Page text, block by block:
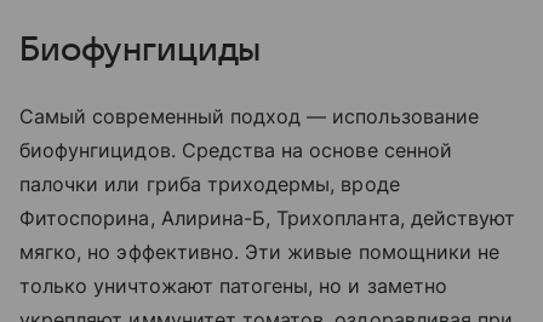
Биофунгициды
Самый современный подход — использование
биофунгицидов. Средства на основе сенной
палочки или гриба триходермы, вроде
Фитоспорина, Алирина-Б, Трихопланта, действуют
мягко, но эффективно. Эти живые помощники не
только уничтожают патогены, но и заметно